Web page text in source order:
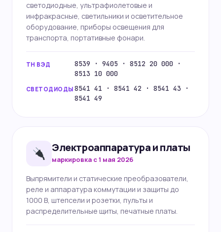
светодиодные, ультрафиолетовые и
инфракрасные, светильники и осветительное
оборудование, приборы освещения для
транспорта, портативные фонари.
ТН ВЭД
8539 · 9405 · 8512 20 000 ·
8513 10 000
СВЕТОДИОДЫ 8541 41 · 8541 42 · 8541 43 ·
8541 49
Электроаппаратура и платы
маркировка с 1 мая 2026
Выпрямители и статические преобразователи,
реле и аппаратура коммутации и защиты до
1000 В, штепсели и розетки, пульты и
распределительные щиты, печатные платы.